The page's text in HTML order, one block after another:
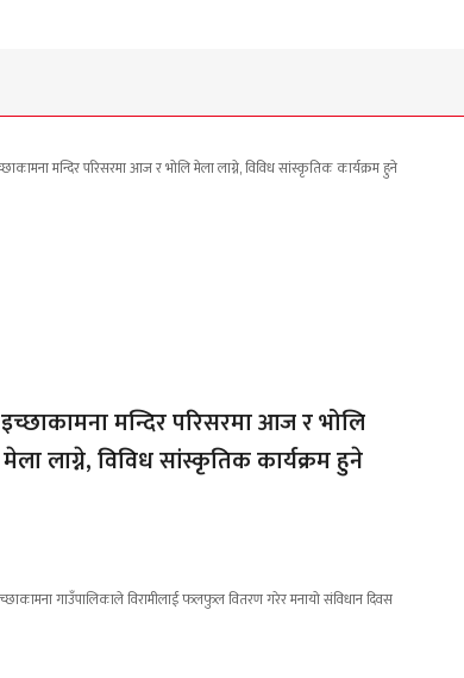
इच्छाकामना मन्दिर परिसरमा आज र भोलि
मेला लाग्ने, विविध सांस्कृतिक कार्यक्रम हुने